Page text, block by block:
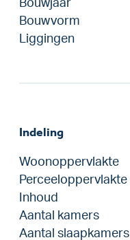
Bouwjaar
Bouwvorm
Liggingen
Indeling
Woonoppervlakte
Perceeloppervlakte
Inhoud
Aantal kamers
Aantal slaapkamers